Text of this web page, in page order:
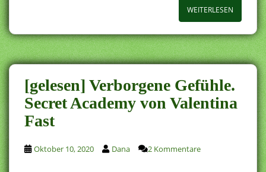
WEITERLESEN
[gelesen] Verborgene Gefühle.
Secret Academy von Valentina
Fast
Oktober 10, 2020 Dana 2 Kommentare